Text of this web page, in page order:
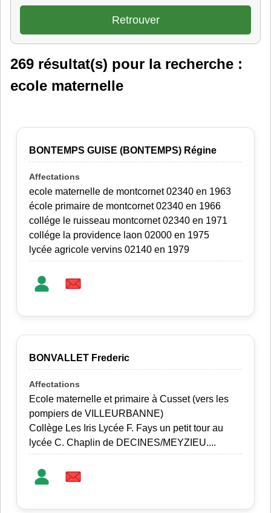
269 résultat(s) pour la recherche :
ecole maternelle
BONTEMPS GUISE (BONTEMPS) Régine
ecole maternelle de montcornet 02340 en 1963
école primaire de montcornet 02340 en 1966
collége le ruisseau montcornet 02340 en 1971
collége la providence laon 02000 en 1975
lycée agricole vervins 02140 en 1979
BONVALLET Frederic
Ecole maternelle et primaire à Cusset (vers les
pompiers de VILLEURBANNE)
Collège Les Iris Lycée F. Fays un petit tour au
lycée C. Chaplin de DECINES/MEYZIEU....